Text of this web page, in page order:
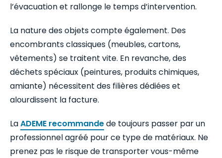
l’évacuation et rallonge le temps d’intervention.
La nature des objets compte également. Des
encombrants classiques (meubles, cartons,
vêtements) se traitent vite. En revanche, des
déchets spéciaux (peintures, produits chimiques,
amiante) nécessitent des filières dédiées et
alourdissent la facture.
LaADEME recommandede toujours passer par un
professionnel agréé pour ce type de matériaux. Ne
prenez pas le risque de transporter vous-même